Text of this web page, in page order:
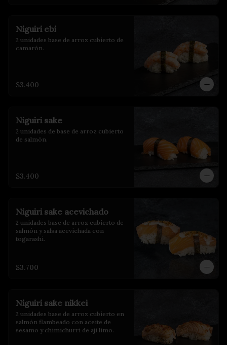
Niguiri ebi
2 unidades base de arroz cubierto de
camarón.
$3.400
Niguiri sake
2 unidades de base de arroz cubierto
de salmón.
$3.400
Niguiri sake acevichado
2 unidades base de arroz cubierto de
salmón y salsa acevichada con
togarashi.
$3.700
Niguiri sake nikkei
2 unidades base de arroz cubierto en
salmón flambeado con aceite de
sesamo y chimichurri de aji limo.